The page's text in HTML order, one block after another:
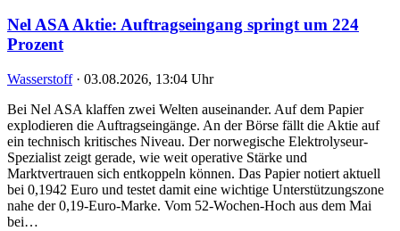
Nel ASA Aktie: Auftragseingang springt um 224
Prozent
Wasserstoff · 03.08.2026, 13:04 Uhr
Bei Nel ASA klaffen zwei Welten auseinander. Auf dem Papier
explodieren die Auftragseingänge. An der Börse fällt die Aktie auf
ein technisch kritisches Niveau. Der norwegische Elektrolyseur-
Spezialist zeigt gerade, wie weit operative Stärke und
Marktvertrauen sich entkoppeln können. Das Papier notiert aktuell
bei 0,1942 Euro und testet damit eine wichtige Unterstützungszone
nahe der 0,19-Euro-Marke. Vom 52-Wochen-Hoch aus dem Mai
bei…